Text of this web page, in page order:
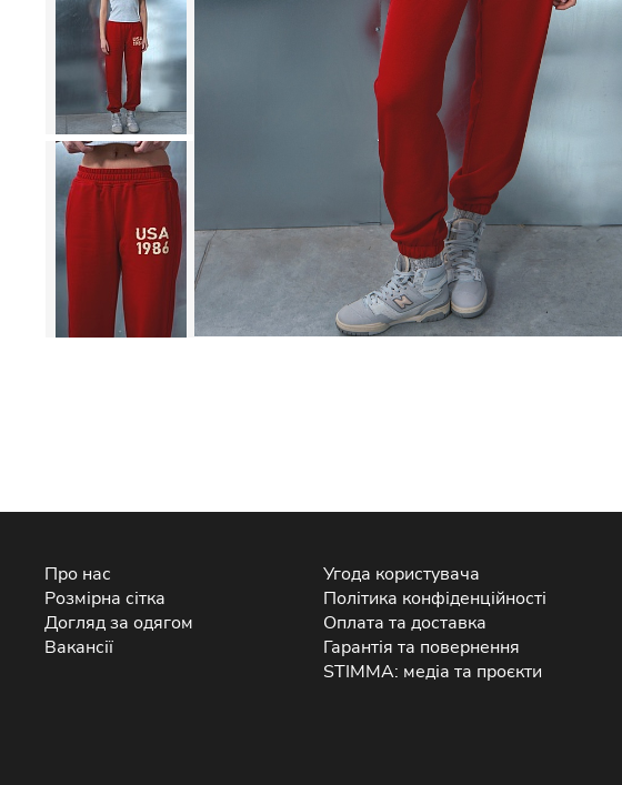
Про нас
Розмірна сітка
Догляд за одягом
Вакансії
Угода користувача
Політика конфіденційності
Оплата та доставка
Гарантія та повернення
STIMMA: медіа та проєкти